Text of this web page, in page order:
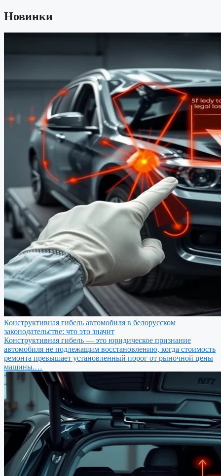
Новинки
Конструктивная гибель автомобиля в белорусском
законодательстве: что это значит
Конструктивная гибель — это юридическое признание
автомобиля не подлежащим восстановлению, когда стоимость
ремонта превышает установленный порог от рыночной цены
машины.…